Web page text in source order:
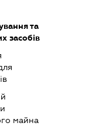
та
засобів
майна